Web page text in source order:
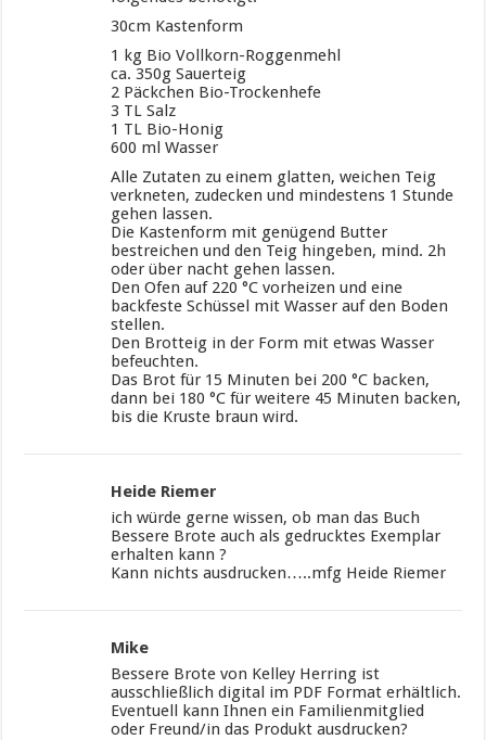
30cm Kastenform
1 kg Bio Vollkorn-Roggenmehl
ca. 350g Sauerteig
2 Päckchen Bio-Trockenhefe
3 TL Salz
1 TL Bio-Honig
600 ml Wasser
Alle Zutaten zu einem glatten, weichen Teig
verkneten, zudecken und mindestens 1 Stunde
gehen lassen.
Die Kastenform mit genügend Butter
bestreichen und den Teig hingeben, mind. 2h
oder über nacht gehen lassen.
Den Ofen auf 220 °C vorheizen und eine
backfeste Schüssel mit Wasser auf den Boden
stellen.
Den Brotteig in der Form mit etwas Wasser
befeuchten.
Das Brot für 15 Minuten bei 200 °C backen,
dann bei 180 °C für weitere 45 Minuten backen,
bis die Kruste braun wird.
Heide Riemer
ich würde gerne wissen, ob man das Buch
Bessere Brote auch als gedrucktes Exemplar
erhalten kann ?
Kann nichts ausdrucken…..mfg Heide Riemer
Mike
Bessere Brote von Kelley Herring ist
ausschließlich digital im PDF Format erhältlich.
Eventuell kann Ihnen ein Familienmitglied
oder Freund/in das Produkt ausdrucken?